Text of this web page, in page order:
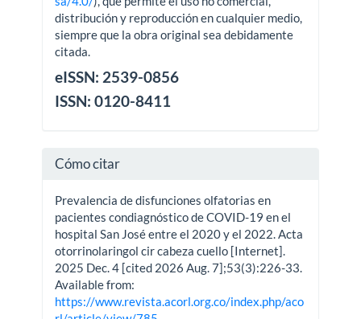
distribución y reproducción en cualquier medio,
siempre que la obra original sea debidamente
citada.
eISSN: 2539-0856
ISSN: 0120-8411
Cómo citar
Prevalencia de disfunciones olfatorias en
pacientes condiagnóstico de COVID-19 en el
hospital San José entre el 2020 y el 2022. Acta
otorrinolaringol cir cabeza cuello [Internet].
2025 Dec. 4 [cited 2026 Aug. 7];53(3):226-33.
Available from:
https://www.revista.acorl.org.co/index.php/aco